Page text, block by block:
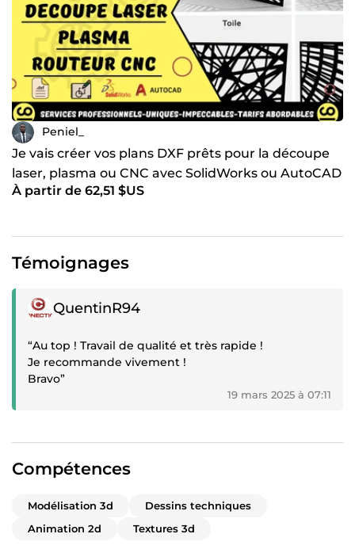
Peniel_
Je vais créer vos plans DXF prêts pour la découpe
laser, plasma ou CNC avec SolidWorks ou AutoCAD
À partir de 62,51 $US
Témoignages
Témoignage positif
QuentinR94
“Au top ! Travail de qualité et très rapide !
Je recommande vivement !
Bravo”
19 mars 2025 à 07:11
Compétences
Modélisation 3d
Dessins techniques
Animation 2d
Textures 3d